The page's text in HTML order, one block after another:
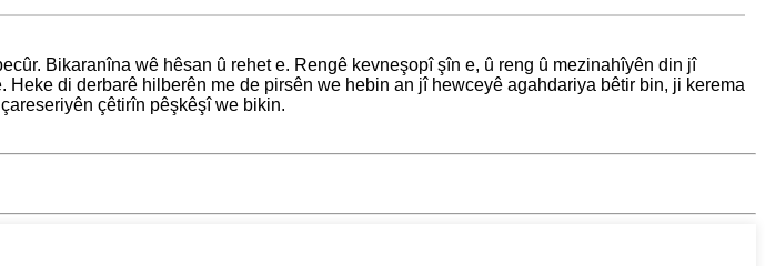
Bikaranîna wê hêsan û rehet e. Rengê kevneşopî şîn e, û reng û mezinahîyên din jî
di derbarê hilberên me de pirsên we hebin an jî hewceyê agahdariya bêtir bin, ji kerema
çêtirîn pêşkêşî we bikin.